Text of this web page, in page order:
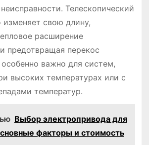
Телескопический
свою длину,
расширение
предотвращая перекос
важно для систем,
высоких температурах или с
температур.
Выбор электропривода для
факторы и стоимость